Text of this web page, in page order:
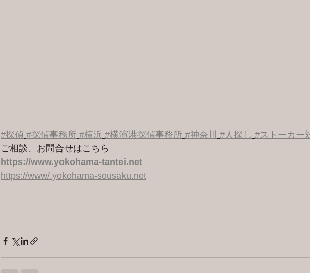
#探偵 #探偵事務所 #横浜 #横濱港探偵事務所 #神奈川 #人探し #ストーカー
ご相談、お問合せはこちら
https://www.yokohama-tantei.net
https://www/.yokohama-sousaku.net